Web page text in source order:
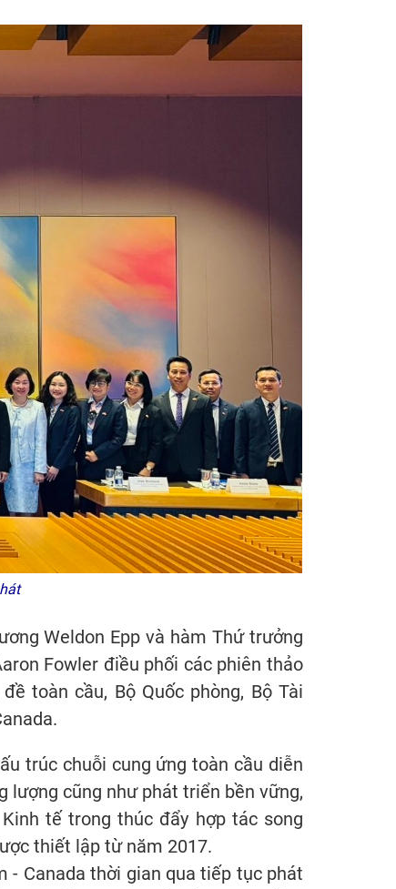
Weldon Epp và hàm Thứ trưởng
Fowler điều phối các phiên thảo
toàn cầu, Bộ Quốc phòng, Bộ Tài
trúc chuỗi cung ứng toàn cầu diễn
lượng cũng như phát triển bền vững,
tế trong thúc đẩy hợp tác song
thiết lập từ năm 2017.
- Canada thời gian qua tiếp tục phát